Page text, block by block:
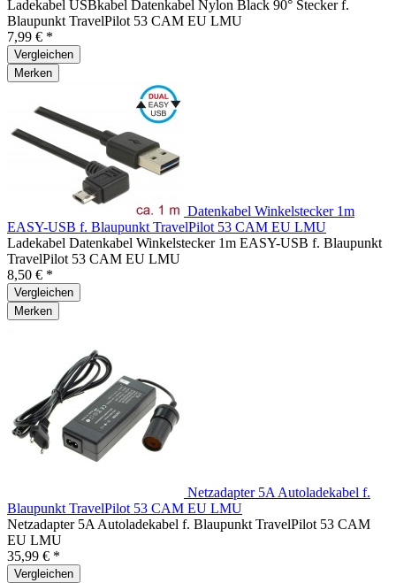
Ladekabel USBkabel Datenkabel Nylon Black 90° Stecker f.
Blaupunkt TravelPilot 53 CAM EU LMU
7,99 € *
Vergleichen
Merken
Datenkabel Winkelstecker 1m
EASY-USB f. Blaupunkt TravelPilot 53 CAM EU LMU
Ladekabel Datenkabel Winkelstecker 1m EASY-USB f. Blaupunkt
TravelPilot 53 CAM EU LMU
8,50 € *
Vergleichen
Merken
Netzadapter 5A Autoladekabel f.
Blaupunkt TravelPilot 53 CAM EU LMU
Netzadapter 5A Autoladekabel f. Blaupunkt TravelPilot 53 CAM
EU LMU
35,99 € *
Vergleichen